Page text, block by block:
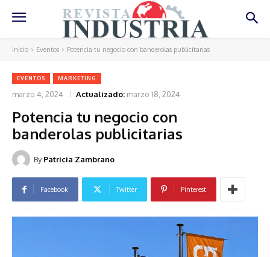
Inicio Eventos Potencia tu negocio con banderolas publicitarias
EVENTOS MARKETING
marzo 4, 2024 Actualizado: marzo 18, 2024
Potencia tu negocio con
banderolas publicitarias
By Patricia Zambrano
Facebook Twitter Pinterest